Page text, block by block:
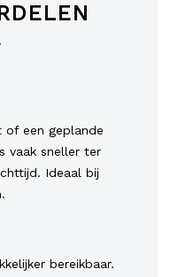
of een geplande
vaak sneller ter
Ideaal bij
bereikbaar.